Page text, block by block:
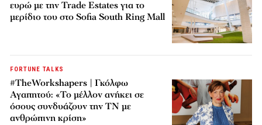
ευρώ με την Trade Estates για το
μερίδιο του στο Sofia South Ring Mall
FORTUNE TALKS
#TheWorkshapers | Γκόλφω
Αγαπητού: «Το μέλλον ανήκει σε
όσους συνδυάζουν την ΤΝ με
ανθρώπινη κρίση»